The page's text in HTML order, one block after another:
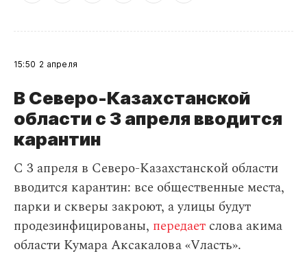
15:50 2 апреля
В Северо-Казахстанской
области с 3 апреля вводится
карантин
С 3 апреля в Северо-Казахстанской области
вводится карантин: все общественные места,
парки и скверы закроют, а улицы будут
продезинфицированы, передает слова акима
области Кумара Аксакалова «Vласть».